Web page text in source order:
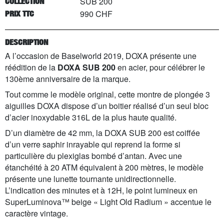
PRIX TTC 990 CHF
DESCRIPTION
A l’occasion de Baselworld 2019, DOXA présente une
réédition de la DOXA SUB 200en acier, pour célébrer le
130ème anniversaire de la marque.
Tout comme le modèle original, cette montre de plongée 3
aiguilles DOXA dispose d’un boitier réalisé d’un seul bloc
d’acier inoxydable 316L de la plus haute qualité.
D’un diamètre de 42 mm, la DOXA SUB 200 est coiffée
d’un verre saphir inrayable qui reprend la forme si
particulière du plexiglas bombé d’antan. Avec une
étanchéité à 20 ATM équivalent à 200 mètres, le modèle
présente une lunette tournante unidirectionnelle.
L’indication des minutes et à 12H, le point lumineux en
SuperLuminova™ beige « Light Old Radium » accentue le
caractère vintage.